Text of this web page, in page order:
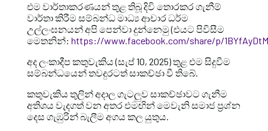
එම වාර්තාකරණයන් තුළ තිබූ දිවි තොරකර ගැනීම්
වාර්තා කිරීම සම්බන්ධ මාධ්‍ය ආචාර ධර්ම
උල්ලංඝනයන් අපි පෙන්වා දුන්නෙමු (එයට පිවිසීම
මෙතනින්: https://www.facebook.com/share/p/
අද ලංකාදීප කතුවැකිය (සැප් 10, 2025) තුළ එම සිදුවීම
සම්බන්ධයෙන් තවදුරටත් සාකච්ඡා වී තිබේ.
කතුවැකිය තුලින් අදාල ගැටලුව සාකච්ඡාවට ගැනීම
අතිශය වැදගත් වන අතර එමඟින් මෙවැනි සමාජ ප්‍රශ්න
දෙස ගැඹුරින් බැලීම අගය කල යුතුය.